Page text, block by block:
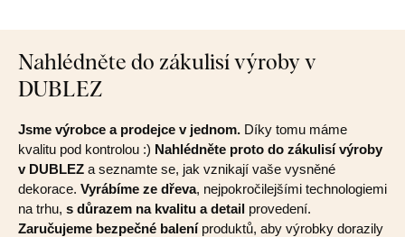
Nahlédněte do zákulisí výroby v
DUBLEZ
Jsme výrobce a prodejce v jednom. Díky tomu máme
kvalitu pod kontrolou :) Nahlédněte proto do zákulisí výroby
v DUBLEZ a seznamte se, jak vznikají vaše vysněné
dekorace. Vyrábíme ze dřeva, nejpokročilejšími technologiemi
na trhu, s důrazem na kvalitu a detail provedení.
Zaručujeme bezpečné baleníproduktů, aby výrobky dorazily